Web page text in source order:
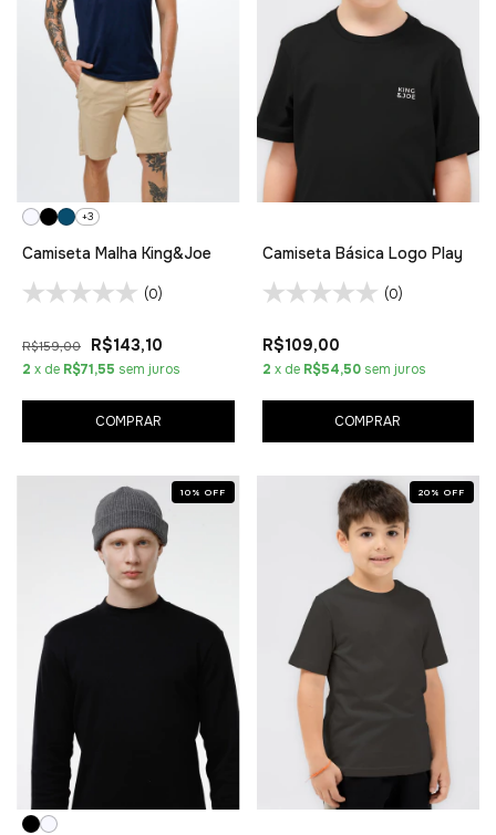
+3
Camiseta Malha King&Joe
(0)
R$159,00 R$143,10
2 x de R$71,55 sem juros
COMPRAR
Camiseta Básica Logo Play
(0)
R$109,00
2 x de R$54,50 sem juros
COMPRAR
10 % OFF 20 % OFF